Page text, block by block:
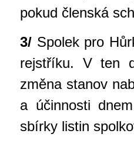
pokud členská
3/ Spolek pro
rejstříku. V ten
změna stanov
a účinnosti
sbírky listin